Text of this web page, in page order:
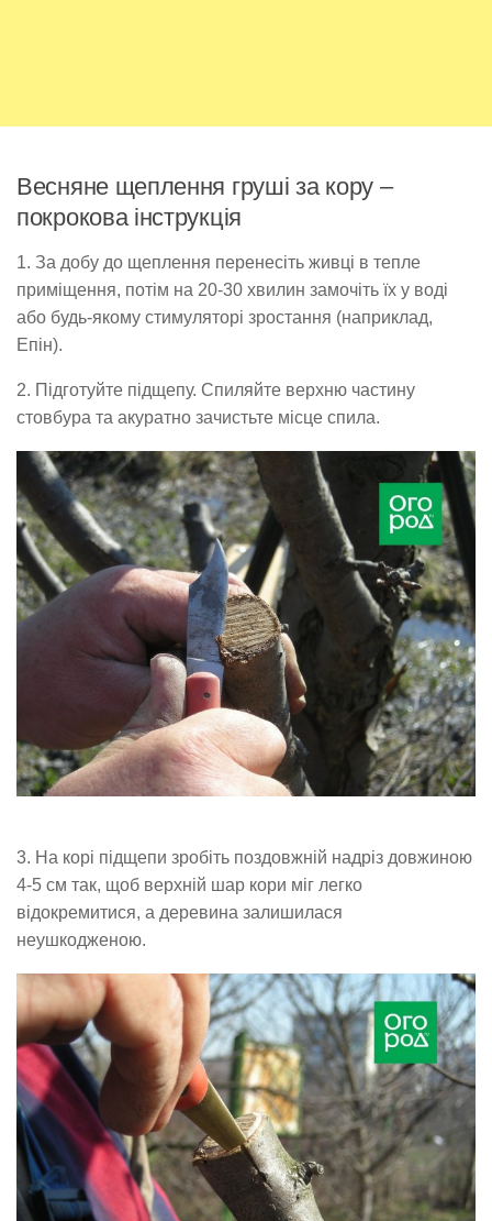
Весняне щеплення груші за кору –
покрокова інструкція
1. За добу до щеплення перенесіть живці в тепле
приміщення, потім на 20-30 хвилин замочіть їх у воді
або будь-якому стимуляторі зростання (наприклад,
Епін).
2. Підготуйте підщепу. Спиляйте верхню частину
стовбура та акуратно зачистьте місце спила.
3. На корі підщепи зробіть поздовжній надріз довжиною
4-5 см так, щоб верхній шар кори міг легко
відокремитися, а деревина залишилася
неушкодженою.